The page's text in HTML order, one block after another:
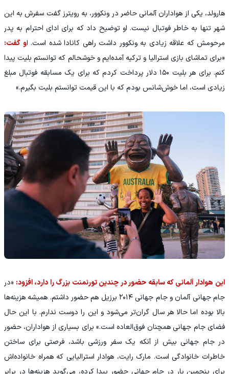
هارولد، یکی از هواداران آلمانی حاضر در ونکوور، به رویترز گفت سفرش به این
شهر تنها به خاطر فوتبال نیست. او توضیح داد که برای ادای احترام به پدر
مرحومش که علاقه زیادی به ونکوور داشت راهی کانادا شده است. او گفت:
«برای تماشای بازی استرالیا و ترکیه آمده‌ایم و خوشحالم که توانستم بلیت پیدا
کنم. برای هر بلیت ۱۵۰ دلار پرداخت کردم که برای یک مسابقه فوتبال مبلغ
زیادی است، اما خوش‌شانس بودم که با این قیمت توانستم بلیت بگیرم.»
این هوادار آلمانی که سابقه حضور در چندین تورنمنت بزرگ را دارد، افزود: «در
جام جهانی آلمان و جام جهانی ۲۰۱۴ برزیل هم حضور داشتم. همیشه هزینه‌ها
بالا بوده اما حالا هر سال گران‌تر می‌شود و این را دوست ندارم. با این حال
فضای جام جهانی همچنان فوق‌العاده است.» برای بسیاری از هواداران، حضور
در جام جهانی بیش از آنکه یک سفر ورزشی باشد، فرصتی برای ساختن
خاطرات خانوادگی است. مارک رایت، هوادار استرالیایی که همراه خانواده‌اش
برای پنجمین بار در جام جهانی حضور پیدا کرده، می‌گوید هزینه‌ها در برابر